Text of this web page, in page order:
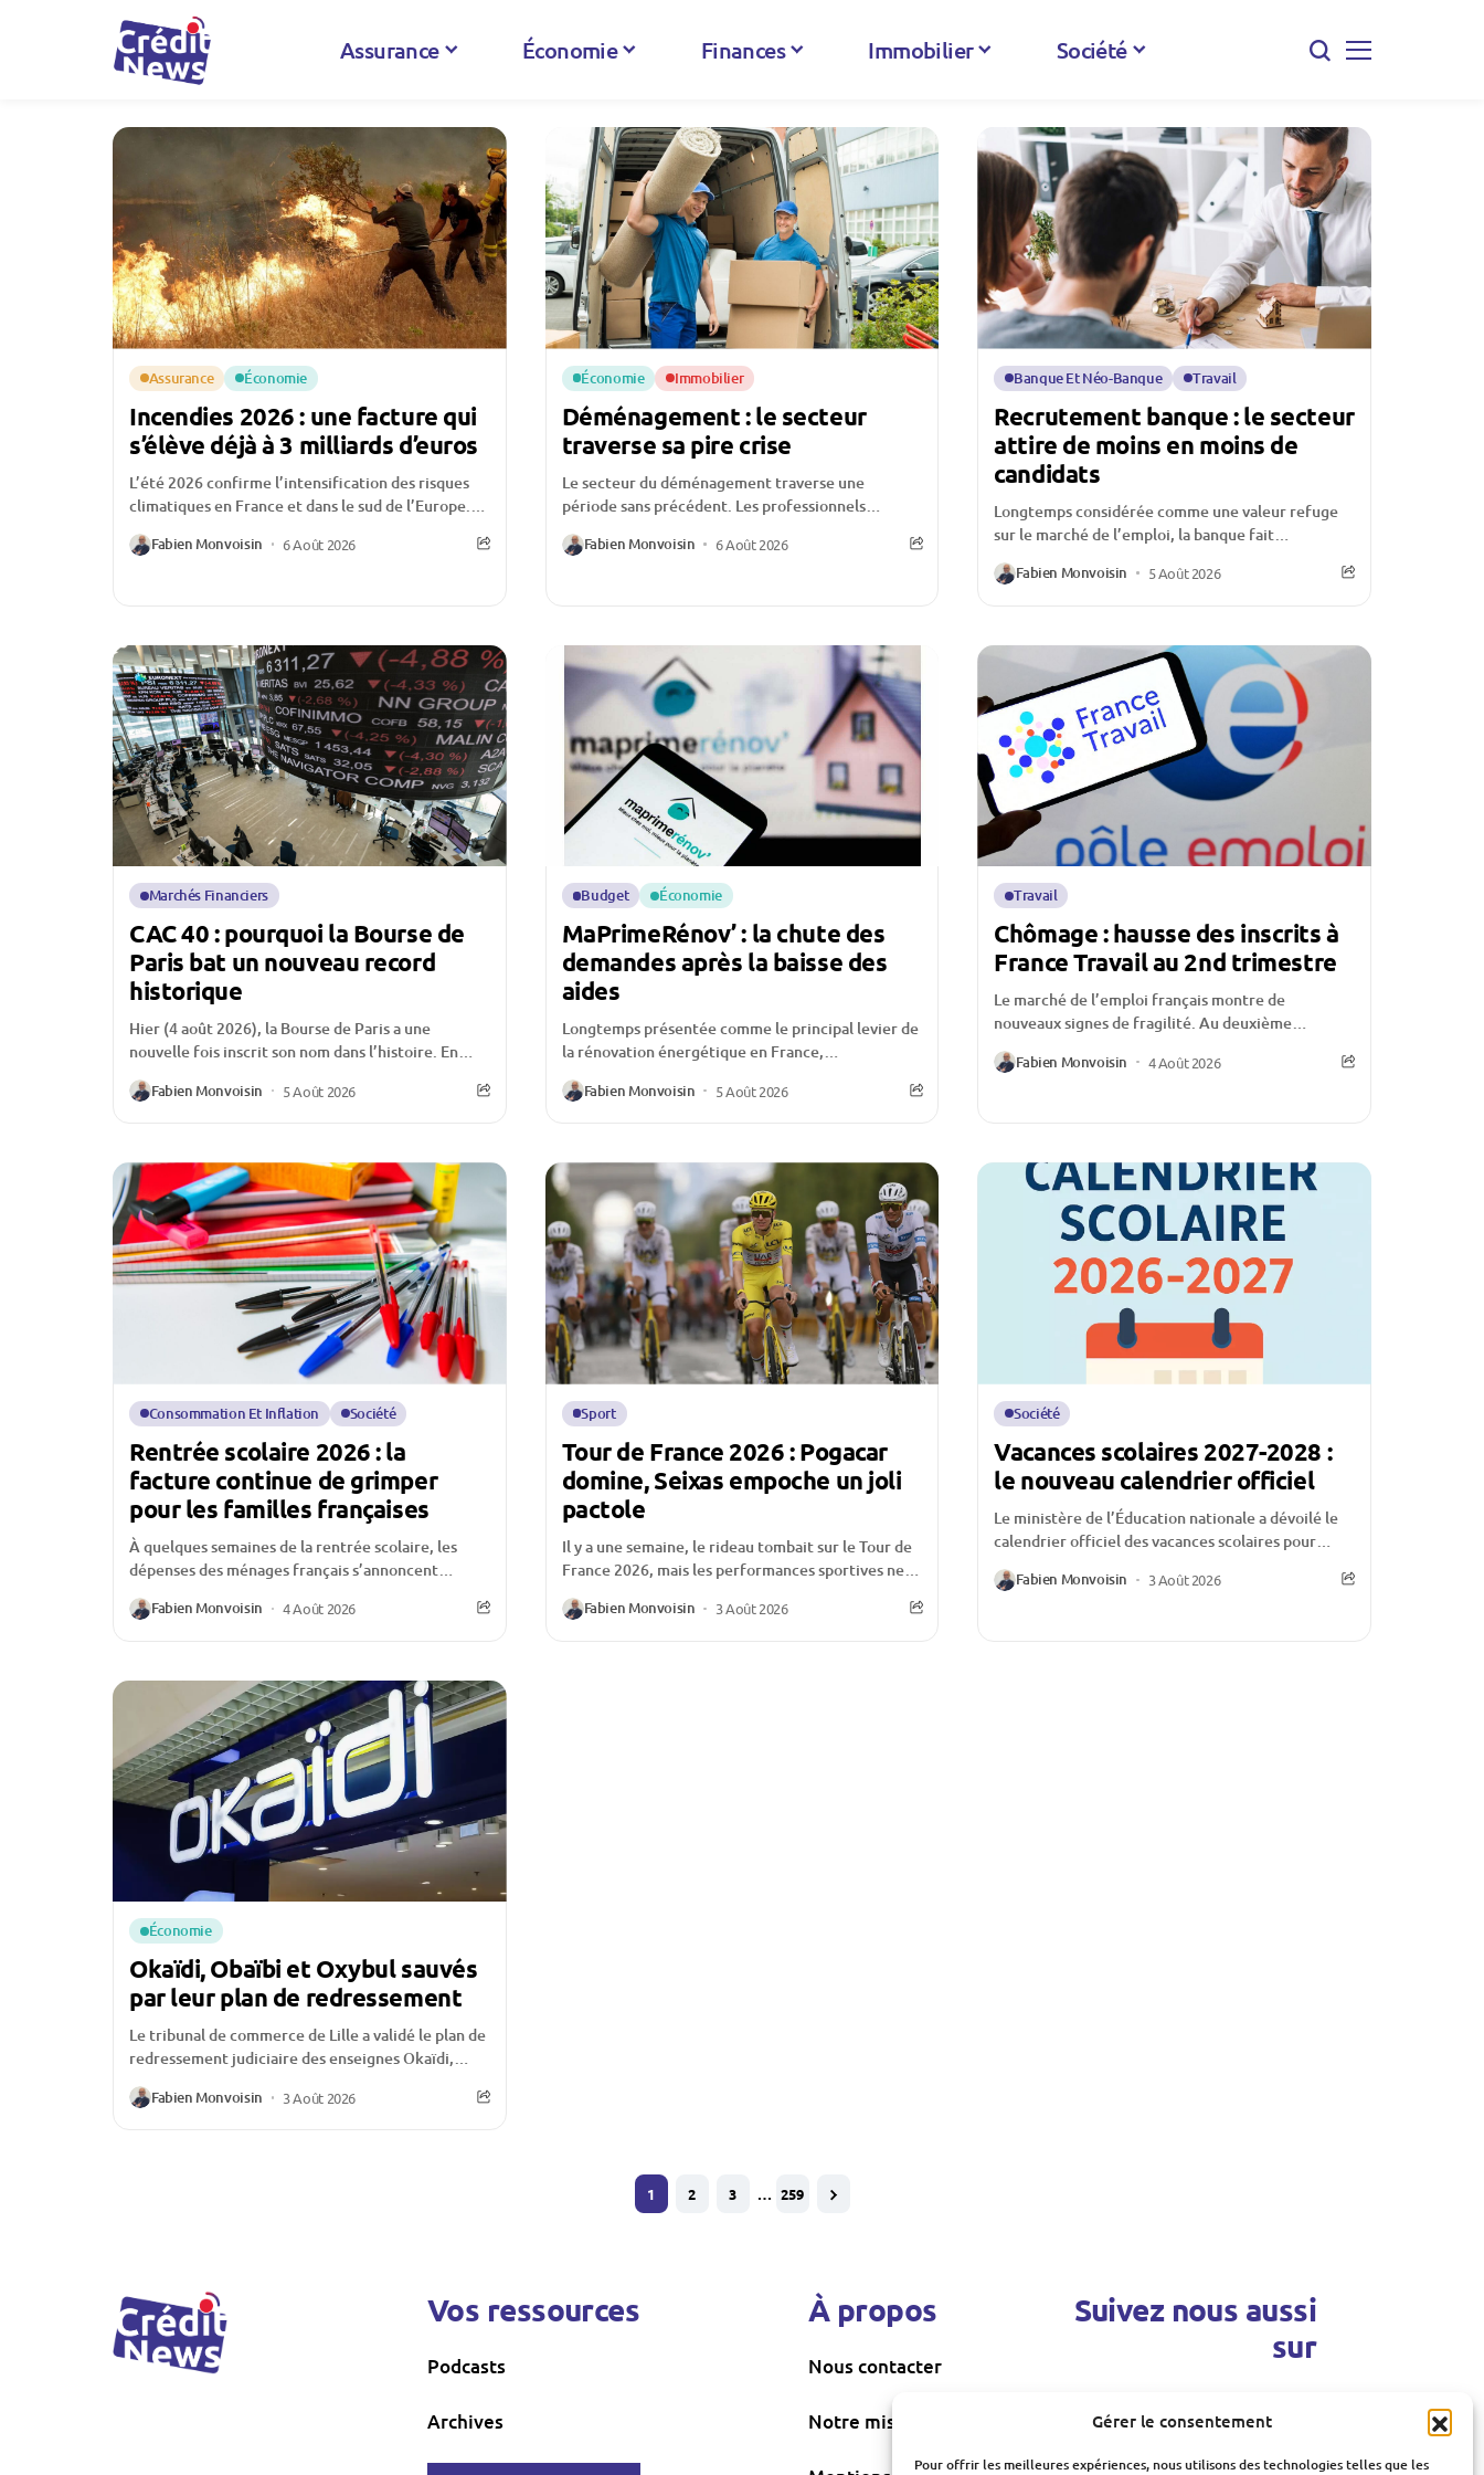
Gérer le consentement
Pour offrir les meilleures expériences, nous utilisons des technologies telles que les
Assurance Économie Finances Immobilier Société
Assurance Économie
Incendies 2026 : une facture qui
s’élève déjà à 3 milliards d’euros
L’été 2026 confirme l’intensification des risques
climatiques en France et dans le sud de l’Europe.
détruites en...
Fabien Monvoisin 6 Août 2026
Économie Immobilier
Déménagement : le secteur
traverse sa pire crise
Le secteur du déménagement traverse une
période sans précédent. Les professionnels
certains allant jusqu’à affirmer qu’ils n’ont «...
Fabien Monvoisin 6 Août 2026
Banque Et Néo-Banque Travail
Recrutement banque : le secteur
attire de moins en moins de
candidats
Longtemps considérée comme une valeur refuge
sur le marché de l’emploi, la banque fait
inquiète l’ensemble...
Fabien Monvoisin 5 Août 2026
Marchés Financiers
CAC 40 : pourquoi la Bourse de
Paris bat un nouveau record
historique
Hier (4 août 2026), la Bourse de Paris a une
nouvelle fois inscrit son nom dans l’histoire. En
franchissant un nouveau sommet historique,...
Fabien Monvoisin 5 Août 2026
Budget Économie
MaPrimeRénov’ : la chute des
demandes après la baisse des
aides
Longtemps présentée comme le principal levier de
la rénovation énergétique en France,
MaPrimeRénov’ traverse une période
particulièrement délicate. Depuis la réduction de
Fabien Monvoisin 5 Août 2026
Travail
Chômage : hausse des inscrits à
France Travail au 2nd trimestre
Le marché de l’emploi français montre de
nouveaux signes de fragilité. Au deuxième
trimestre 2026, le nombre de demandeurs
d’emploi inscrits à France...
Fabien Monvoisin 4 Août 2026
Consommation Et Inflation Société
Rentrée scolaire 2026 : la
facture continue de grimper
pour les familles françaises
À quelques semaines de la rentrée scolaire, les
dépenses des ménages français s’annoncent
particulièrement élevées. Entre les fournitures,
les vêtements, les équipements numériques,...
Fabien Monvoisin 4 Août 2026
Sport
Tour de France 2026 : Pogacar
domine, Seixas empoche un joli
pactole
Il y a une semaine, le rideau tombait sur le Tour de
France 2026, mais les performances sportives ne
sont pas les seules...
Fabien Monvoisin 3 Août 2026
Société
Vacances scolaires 2027-2028 :
le nouveau calendrier officiel
Le ministère de l’Éducation nationale a dévoilé le
calendrier officiel des vacances scolaires pour
l’année 2027-2028. Si cette publication constitue
un rendez-vous attendu...
Fabien Monvoisin 3 Août 2026
Économie
Okaïdi, Obaïbi et Oxybul sauvés
par leur plan de redressement
Le tribunal de commerce de Lille a validé le plan de
redressement judiciaire des enseignes Okaïdi,
Obaïbi et Oxybul, offrant ainsi un nouveau...
Fabien Monvoisin 3 Août 2026
1 2 3 … 259
Vos ressources
Podcasts
Archives
À propos
Nous contacter
Notre mission
Suivez nous aussi
sur